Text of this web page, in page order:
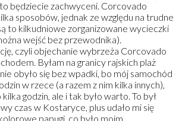
będziecie zachwyceni. Corcovado
sposobów, jednak ze względu na trudne
to kilkudniowe zorganizowane wycieczki
wejść bez przewodnika).
czyli objechanie wybrzeża Corcovado
Byłam na granicy rajskich plaż
obyło się bez wpadki, bo mój samochód
w rzece (a razem z nim kilka innych),
godzin, ale i tak było warto. To był
czas w Kostaryce, plus udało mi się
papugi, co było moim